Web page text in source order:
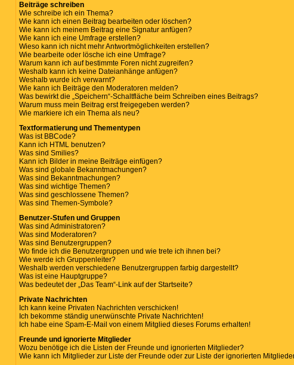
Beiträge schreiben
Wie schreibe ich ein Thema?
Wie kann ich einen Beitrag bearbeiten oder löschen?
Wie kann ich meinem Beitrag eine Signatur anfügen?
Wie kann ich eine Umfrage erstellen?
Wieso kann ich nicht mehr Antwortmöglichkeiten erstellen?
Wie bearbeite oder lösche ich eine Umfrage?
Warum kann ich auf bestimmte Foren nicht zugreifen?
Weshalb kann ich keine Dateianhänge anfügen?
Weshalb wurde ich verwarnt?
Wie kann ich Beiträge den Moderatoren melden?
Was bewirkt die „Speichern“-Schaltfläche beim Schreiben eines Beitrags?
Warum muss mein Beitrag erst freigegeben werden?
Wie markiere ich ein Thema als neu?
Textformatierung und Thementypen
Was ist BBCode?
Kann ich HTML benutzen?
Was sind Smilies?
Kann ich Bilder in meine Beiträge einfügen?
Was sind globale Bekanntmachungen?
Was sind Bekanntmachungen?
Was sind wichtige Themen?
Was sind geschlossene Themen?
Was sind Themen-Symbole?
Benutzer-Stufen und Gruppen
Was sind Administratoren?
Was sind Moderatoren?
Was sind Benutzergruppen?
Wo finde ich die Benutzergruppen und wie trete ich ihnen bei?
Wie werde ich Gruppenleiter?
Weshalb werden verschiedene Benutzergruppen farbig dargestellt?
Was ist eine Hauptgruppe?
Was bedeutet der „Das Team“-Link auf der Startseite?
Private Nachrichten
Ich kann keine Privaten Nachrichten verschicken!
Ich bekomme ständig unerwünschte Private Nachrichten!
Ich habe eine Spam-E-Mail von einem Mitglied dieses Forums erhalten!
Freunde und ignorierte Mitglieder
Wozu benötige ich die Listen der Freunde und ignorierten Mitglieder?
Wie kann ich Mitglieder zur Liste der Freunde oder zur Liste der ignorierten